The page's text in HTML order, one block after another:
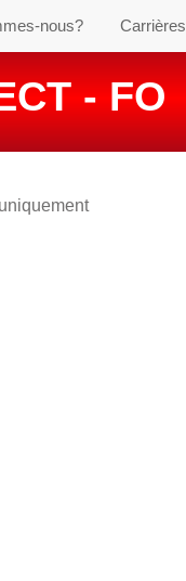
nous? Carrières
- FO